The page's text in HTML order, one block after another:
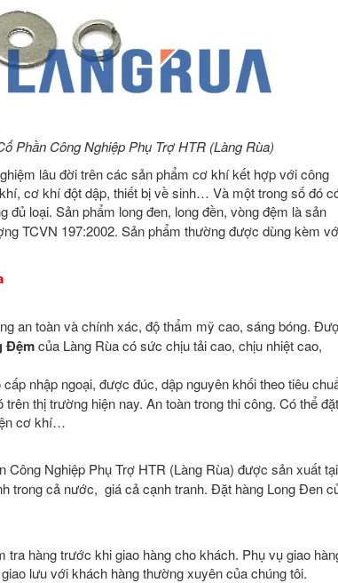
Phần Công Nghiệp Phụ Trợ HTR (Làng Rùa)
lâu đời trên các sản phẩm cơ khí kết hợp với công
cơ khí đột dập, thiết bị về sinh… Và một trong số đó
loại. Sản phẩm long đen, long đền, vòng đệm là sản
TCVN 197:2002. Sản phẩm thường được dùng kèm
an toàn và chính xác, độ thẩm mỹ cao, sáng bóng.
Đệmcủa Làng Rùa có sức chịu tải cao, chịu nhiệt cao,
nhập ngoại, được đúc, dập nguyên khối theo tiêu
thị trường hiện nay. An toàn trong thi công. Có thể đặt
cơ khí…
Công Nghiệp Phụ Trợ HTR (Làng Rùa) được sản xuất tại
trong cả nước, giá cả cạnh tranh. Đặt hàng Long Đen
hàng trước khi giao hàng cho khách. Phụ vụ giao
lưu với khách hàng thường xuyên của chúng tôi.